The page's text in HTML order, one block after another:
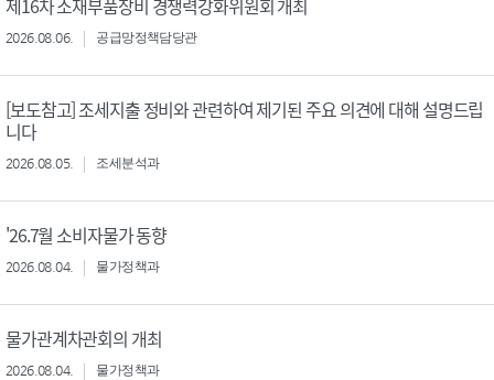
제16차 소재부품장비 경쟁력강화위원회 개최
2026.08.06. 공급망정책담당관
[보도참고] 조세지출 정비와 관련하여 제기된 주요 의견에 대해 설명드립
니다
2026.08.05. 조세분석과
'26.7월 소비자물가 동향
2026.08.04. 물가정책과
물가관계차관회의 개최
2026.08.04. 물가정책과